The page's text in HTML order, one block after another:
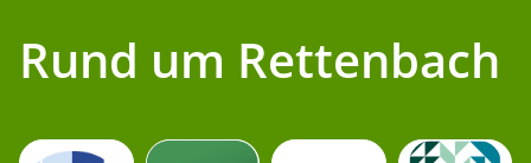
Rund um Rettenbach